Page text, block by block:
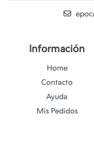
Información
Home
Contacto
Ayuda
Mis Pedidos